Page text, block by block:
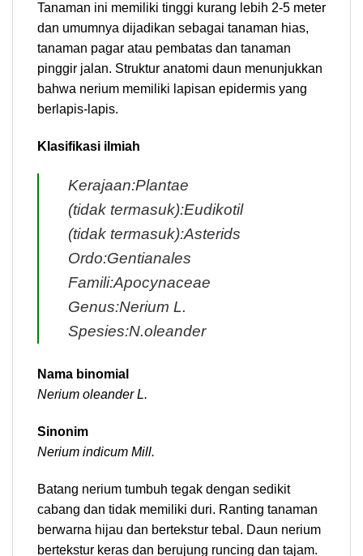
Tanaman ini memiliki tinggi kurang lebih 2-5 meter
dan umumnya dijadikan sebagai tanaman hias,
tanaman pagar atau pembatas dan tanaman
pinggir jalan. Struktur anatomi daun menunjukkan
bahwa nerium memiliki lapisan epidermis yang
berlapis-lapis.
Klasifikasi ilmiah
Kerajaan:Plantae
(tidak termasuk):Eudikotil
(tidak termasuk):Asterids
Ordo:Gentianales
Famili:Apocynaceae
Genus:Nerium L.
Spesies:N.oleander
Nama binomial
Nerium oleander L.
Sinonim
Nerium indicum Mill.
Batang nerium tumbuh tegak dengan sedikit
cabang dan tidak memiliki duri. Ranting tanaman
berwarna hijau dan bertekstur tebal. Daun nerium
bertekstur keras dan berujung runcing dan tajam.